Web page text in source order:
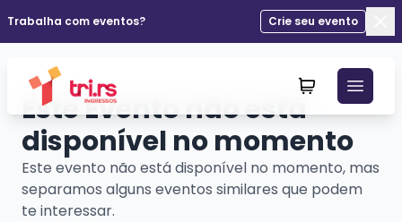
Trabalha com eventos?
Crie seu evento
Este Evento não está
disponível no momento
Este evento não está disponível no momento, mas
separamos alguns eventos similares que podem
te interessar.